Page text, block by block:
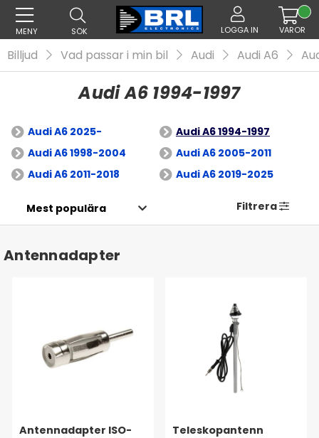
MENY SÖK LOGGA IN VAROR
Billjud Vad passar i min bil Audi Audi A6
Audi A6 1994-1997
Audi A6 2025-
Audi A6 1994-1997
Audi A6 1998-2004
Audi A6 2005-2011
Audi A6 2011-2018
Audi A6 2019-2025
Filtrera
Antennadapter
Antennadapter ISO-
Teleskopantenn